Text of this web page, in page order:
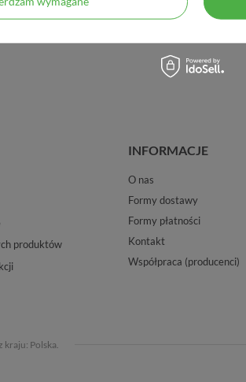
produktów
INFORMACJE
O nas
Formy dostawy
Formy płatności
Kontakt
Współpraca (producenci)
kraju: Polska.